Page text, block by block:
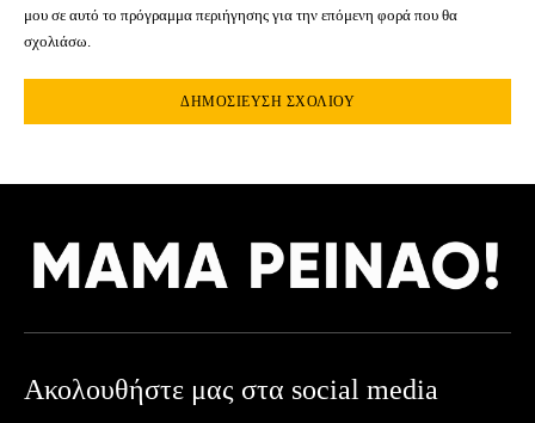
μου σε αυτό το πρόγραμμα περιήγησης για την επόμενη φορά που θα
σχολιάσω.
Ακολουθήστε μας στα social media